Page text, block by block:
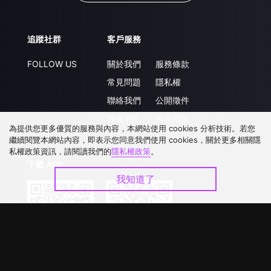
追蹤社群
FOLLOW US
客戶服務
關於我們
常見問題
聯絡我們
服務條款
隱私權
公開徵件
為提供您更多優質的服務與內容，本網站使用 cookies 分析技術。若您
繼續閱覽本網站內容，即表示您同意我們使用 cookies，關於更多相關隱
私權政策資訊，請閱讀我們的隱私權政策。
我知道了